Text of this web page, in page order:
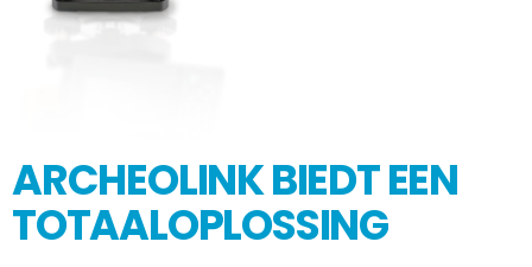
ARCHEOLINK BIEDT EEN
TOTAALOPLOSSING